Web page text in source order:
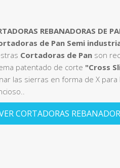
REBANADORAS DE
de Pan Semi
Cortadoras de Pan son
patentado de corte "Cross
las sierras en forma de X
CORTADORAS